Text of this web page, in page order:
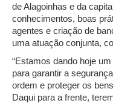
de Alagoinhas e da
conhecimentos, boas
agentes e criação de
uma atuação conjunta,
“Estamos dando hoje
para garantir a
ordem e proteger os
Daqui para a frente,